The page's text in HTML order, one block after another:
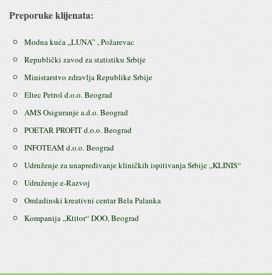
Preporuke klijenata:
Modna kuća ,,LUNA” , Požarevac
Republički zavod za statistiku Srbije
Ministarstvo zdravlja Republike Srbije
Eltec Petrol d.o.o. Beograd
AMS Osiguranje a.d.o. Beograd
POETAR PROFIT d.o.o. Beograd
INFOTEAM d.o.o. Beograd
Udruženje za unapređivanje kliničkih ispitivanja Srbije ,,KLINIS“
Udruženje e-Razvoj
Omladinski kreativni centar Bela Palanka
Kompanija ,,Ktitor“ DOO, Beograd